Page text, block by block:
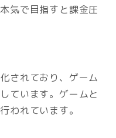
気で目指すと課金圧
されており、ゲーム
ています。ゲームと
われています。